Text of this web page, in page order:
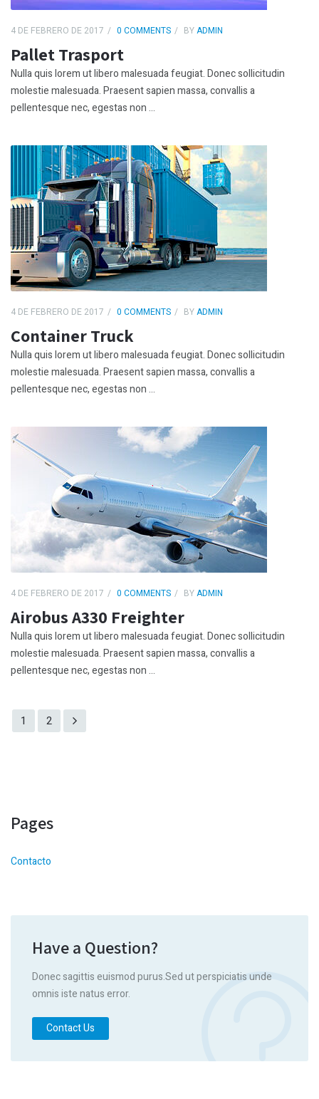
4 DE FEBRERO DE 2017 0 COMMENTS BYADMIN
Pallet Trasport
Nulla quis lorem ut libero malesuada feugiat. Donec sollicitudin
molestie malesuada. Praesent sapien massa, convallis a
pellentesque nec, egestas non ...
4 DE FEBRERO DE 2017 0 COMMENTS BYADMIN
Container Truck
Nulla quis lorem ut libero malesuada feugiat. Donec sollicitudin
molestie malesuada. Praesent sapien massa, convallis a
pellentesque nec, egestas non ...
4 DE FEBRERO DE 2017 0 COMMENTS BYADMIN
Airobus A330 Freighter
Nulla quis lorem ut libero malesuada feugiat. Donec sollicitudin
molestie malesuada. Praesent sapien massa, convallis a
pellentesque nec, egestas non ...
1 2
Pages
Contacto
Have a Question?
Donec sagittis euismod purus.Sed ut perspiciatis unde
omnis iste natus error.
Contact Us